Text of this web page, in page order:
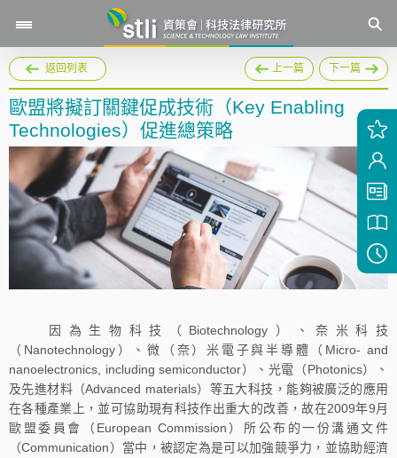
返回列表 上一篇 下一篇
歐盟將擬訂關鍵促成技術（Key Enabling
Technologies）促進總策略
因為生物科技（Biotechnology）、奈米科技
（Nanotechnology）、微（奈）米電子與半導體（Micro- and
nanoelectronics, including semiconductor）、光電（Photonics）、
及先進材料（Advanced materials）等五大科技，能夠被廣泛的應用
在各種產業上，並可協助現有科技作出重大的改善，故在2009年9月
歐盟委員會（European Commission）所公布的一份溝通文件
（Communication）當中，被認定為是可以加強競爭力，並協助經濟